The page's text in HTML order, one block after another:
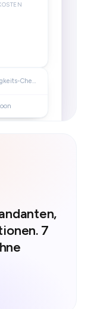
Vollständigkeits-Check ok
7